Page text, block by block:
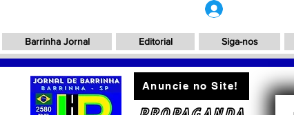
Barrinha Jornal Editorial Siga-nos
Anuncie no Site!